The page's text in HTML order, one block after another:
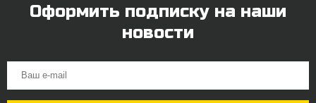
Оформить подписку на наши
новости